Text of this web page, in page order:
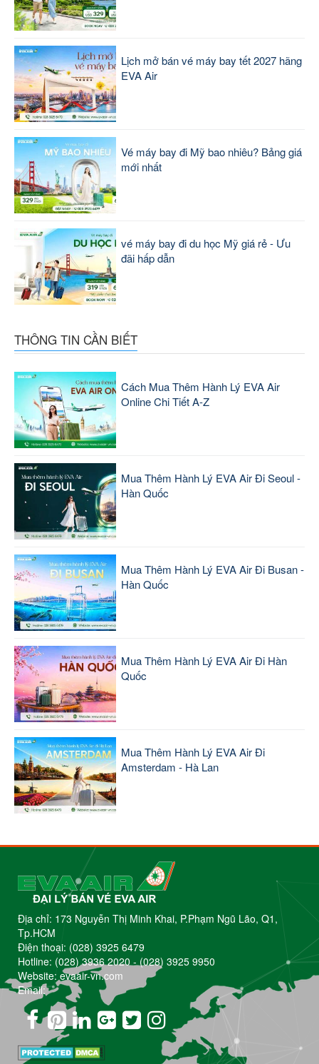
Lịch mở bán vé máy bay tết 2027 hãng
EVA Air
Vé máy bay đi Mỹ bao nhiêu? Bảng giá
mới nhất
vé máy bay đi du học Mỹ giá rẻ - Ưu
đãi hấp dẫn
THÔNG TIN CẦN BIẾT
Cách Mua Thêm Hành Lý EVA Air
Online Chi Tiết A-Z
Mua Thêm Hành Lý EVA Air Đi Seoul -
Hàn Quốc
Mua Thêm Hành Lý EVA Air Đi Busan -
Hàn Quốc
Mua Thêm Hành Lý EVA Air Đi Hàn
Quốc
Mua Thêm Hành Lý EVA Air Đi
Amsterdam - Hà Lan
Địa chỉ: 173 Nguyễn Thị Minh Khai, P.Phạm Ngũ Lão, Q1,
Tp.HCM
Điện thoại: (028) 3925 6479
Hotline: (028) 3936 2020-(028) 3925 9950
Website: evaair-vn.com
Email: